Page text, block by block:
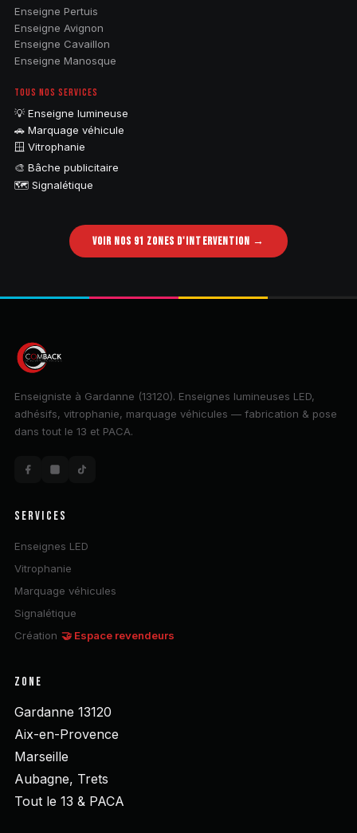
Enseigne Pertuis
Enseigne Avignon
Enseigne Cavaillon
Enseigne Manosque
TOUS NOS SERVICES
💡 Enseigne lumineuse
🚗 Marquage véhicule
🪟 Vitrophanie
🎨 Bâche publicitaire
🗺️ Signalétique
VOIR NOS 91 ZONES D'INTERVENTION →
Enseigniste à Gardanne (13120). Enseignes lumineuses LED,
adhésifs, vitrophanie, marquage véhicules — fabrication & pose
dans tout le 13 et PACA.
SERVICES
Enseignes LED
Vitrophanie
Marquage véhicules
Signalétique
Création 🤝 Espace revendeurs
ZONE
Gardanne 13120
Aix-en-Provence
Marseille
Aubagne, Trets
Tout le 13 & PACA